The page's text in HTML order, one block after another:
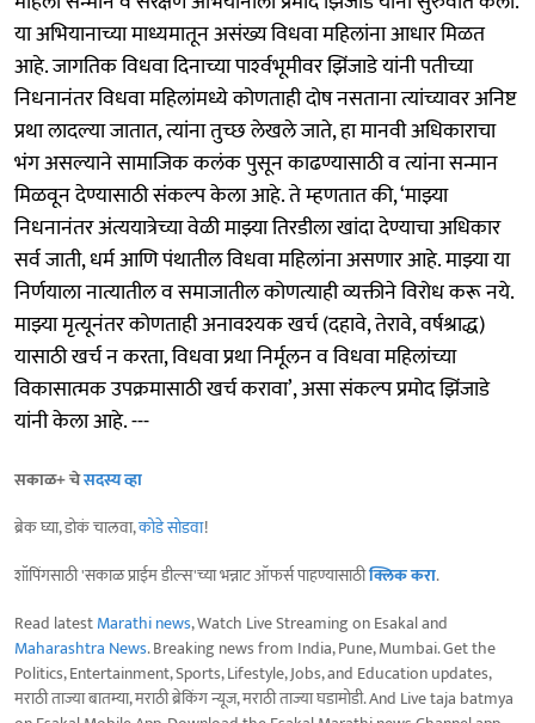
या अभियानाच्या माध्यमातून असंख्य विधवा महिलांना आधार मिळत
आहे. जागतिक विधवा दिनाच्या पार्श्‍वभूमीवर झिंजाडे यांनी पतीच्या
निधनानंतर विधवा महिलांमध्ये कोणताही दोष नसताना त्यांच्यावर अनिष्ट
प्रथा लादल्या जातात, त्यांना तुच्छ लेखले जाते, हा मानवी अधिकाराचा
भंग असल्याने सामाजिक कलंक पुसून काढण्यासाठी व त्यांना सन्मान
मिळवून देण्यासाठी संकल्प केला आहे. ते म्हणतात की, ‘माझ्या
निधनानंतर अंत्ययात्रेच्या वेळी माझ्या तिरडीला खांदा देण्याचा अधिकार
सर्व जाती, धर्म आणि पंथातील विधवा महिलांना असणार आहे. माझ्या या
निर्णयाला नात्यातील व समाजातील कोणत्याही व्यक्तीने विरोध करू नये.
माझ्या मृत्यूनंतर कोणताही अनावश्यक खर्च (दहावे, तेरावे, वर्षश्राद्ध)
यासाठी खर्च न करता, विधवा प्रथा निर्मूलन व विधवा महिलांच्या
विकासात्मक उपक्रमासाठी खर्च करावा’, असा संकल्प प्रमोद झिंजाडे
यांनी केला आहे. ---
सकाळ+ चेसदस्य व्हा
ब्रेक घ्या, डोकं चालवा,कोडे सोडवा!
शॉपिंगसाठी 'सकाळ प्राईम डील्स'च्या भन्नाट ऑफर्स पाहण्यासाठीक्लिक करा.
Read latestMarathi news, Watch Live Streaming on Esakal and
Maharashtra News. Breaking news from India, Pune, Mumbai. Get the
Politics, Entertainment, Sports, Lifestyle, Jobs, and Education updates,
मराठी ताज्या बातम्या, मराठी ब्रेकिंग न्यूज, मराठी ताज्या घडामोडी. And Live taja batmya